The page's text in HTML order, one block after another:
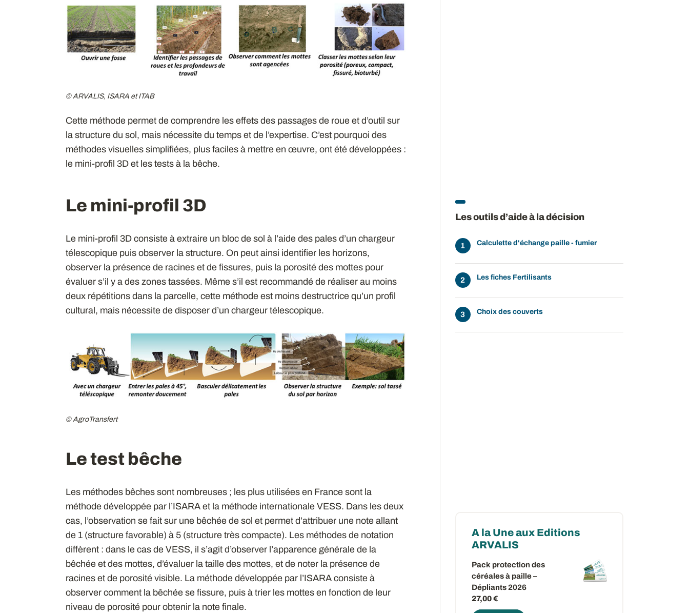
© ARVALIS, ISARA et ITAB
Cette méthode permet de comprendre les effets des passages de roue et d’outil sur
la structure du sol, mais nécessite du temps et de l’expertise. C’est pourquoi des
méthodes visuelles simplifiées, plus faciles à mettre en œuvre, ont été développées :
le mini-profil 3D et les tests à la bêche.
Le mini-profil 3D
Le mini-profil 3D consiste à extraire un bloc de sol à l’aide des pales d’un chargeur
télescopique puis observer la structure. On peut ainsi identifier les horizons,
observer la présence de racines et de fissures, puis la porosité des mottes pour
évaluer s’il y a des zones tassées. Même s’il est recommandé de réaliser au moins
deux répétitions dans la parcelle, cette méthode est moins destructrice qu’un profil
cultural, mais nécessite de disposer d’un chargeur télescopique.
© AgroTransfert
Le test bêche
Les méthodes bêches sont nombreuses ; les plus utilisées en France sont la
méthode développée par l’ISARA et la méthode internationale VESS. Dans les deux
cas, l’observation se fait sur une bêchée de sol et permet d’attribuer une note allant
de 1 (structure favorable) à 5 (structure très compacte). Les méthodes de notation
diffèrent : dans le cas de VESS, il s’agit d’observer l’apparence générale de la
bêchée et des mottes, d’évaluer la taille des mottes, et de noter la présence de
racines et de porosité visible. La méthode développée par l’ISARA consiste à
observer comment la bêchée se fissure, puis à trier les mottes en fonction de leur
niveau de porosité pour obtenir la note finale.
Les outils d’aide à la décision
Calculette d'échange paille - fumier
Les fiches Fertilisants
Choix des couverts
A la Une aux Editions
ARVALIS
Pack protection des
céréales à paille –
Dépliants 2026
27,00 €